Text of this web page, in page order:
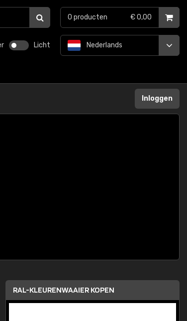
Licht Nederlands
0 producten € 0,00
Inloggen
RAL-KLEURENWAAIER KOPEN